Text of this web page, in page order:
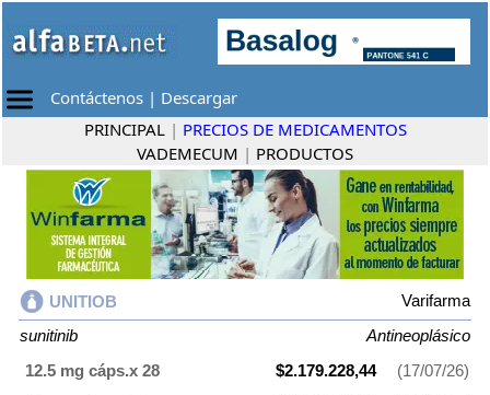
Contáctenos | Descargar
PRINCIPAL | PRECIOS DE MEDICAMENTOS
VADEMECUM | PRODUCTOS
UNITIOB
Varifarma
sunitinib
Antineoplásico
12.5 mg cáps.x 28
$2.179.228,44
(17/07/26)